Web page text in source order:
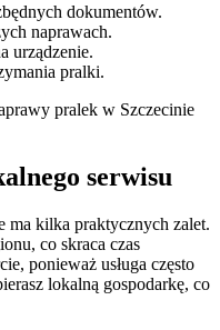
dokumentów.
naprawach.
urządzenie.
pralki.
pralek w Szczecinie
serwisu
ma kilka praktycznych zalet.
co skraca czas
ponieważ usługa często
lokalną gospodarkę, co